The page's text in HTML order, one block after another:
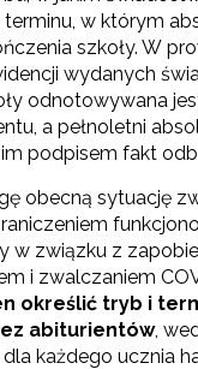
w którym
szkoły. W
wydanych
odnotowywana
a pełnoletni
podpisem fakt
obecną sytuację
w związku z
i zwalczaniem
określić tryb i
abiturientów,
każdego ucznia